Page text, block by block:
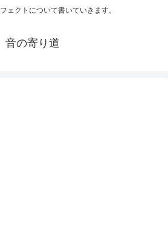
ェクトについて書いていきます。
音の寄り道